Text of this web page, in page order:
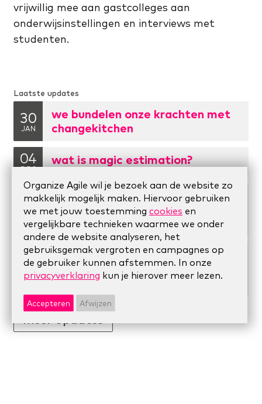
vrijwillig mee aan gastcolleges aan
onderwijsinstellingen en interviews met
studenten.
Laatste updates
30
JAN
we bundelen onze krachten met
changekitchen
04
DEC
wat is magic estimation?
01
DEC
wat is een dao? de
organisatievorm die grenzeloos
samenwerken mogelijk maakt
01
NOV
antwoorden op vragen na de
basistraining opgavegericht
werken
meer updates
Organize Agile wil je bezoek aan de website zo
makkelijk mogelijk maken. Hiervoor gebruiken
we met jouw toestemming cookies en
vergelijkbare technieken waarmee we onder
andere de website analyseren, het
gebruiksgemak vergroten en campagnes op
de gebruiker kunnen afstemmen. In onze
privacyverklaring kun je hierover meer lezen.
Accepteren Afwijzen